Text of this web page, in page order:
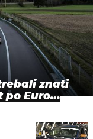
znati
po Euro…